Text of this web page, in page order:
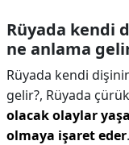
Rüyada kendi
ne anlama
Rüyada kendi
gelir?, Rüyada
olacak olaylar
olmaya işaret eder